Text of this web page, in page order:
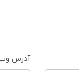
آدرس